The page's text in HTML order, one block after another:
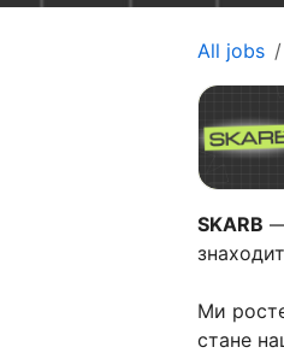
All jobs
SKARB
Ми
стане